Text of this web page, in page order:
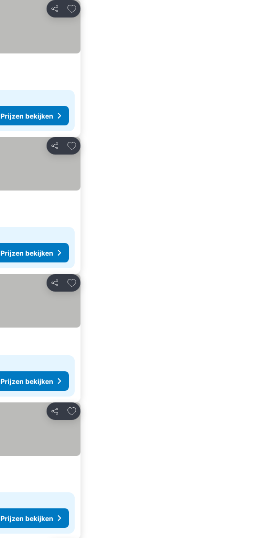
Delen
Toevoegen aan favorieten
Prijzen bekijken
Delen
Toevoegen aan favorieten
Prijzen bekijken
Delen
Toevoegen aan favorieten
Prijzen bekijken
Delen
Toevoegen aan favorieten
Prijzen bekijken